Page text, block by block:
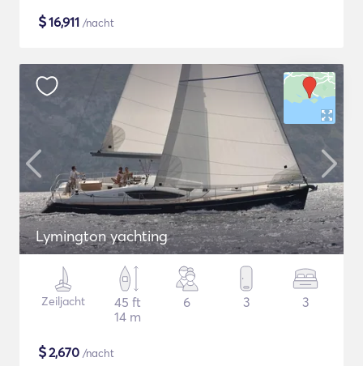
$16,911 /nacht
Lymington yachting
Zeiljacht
45 ft
14 m
6 3 3
$2,670 /nacht